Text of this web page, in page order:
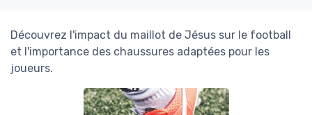
Découvrez l'impact du maillot de Jésus sur le football
et l'importance des chaussures adaptées pour les
joueurs.